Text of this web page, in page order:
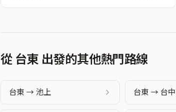
從 台東 出發的其他熱門路線
台東 → 池上 台東 → 台中